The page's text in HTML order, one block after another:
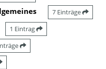
7 Einträge
1 Eintrag